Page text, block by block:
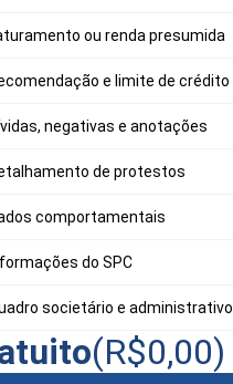
ou renda presumida
e limite de crédito
negativas e anotações
de protestos
comportamentais
do SPC
societário e administrativo
(R$0,00)